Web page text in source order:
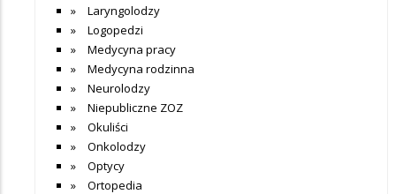
Laryngolodzy
Logopedzi
Medycyna pracy
Medycyna rodzinna
Neurolodzy
Niepubliczne ZOZ
Okuliści
Onkolodzy
Optycy
Ortopedia